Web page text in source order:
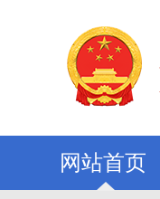
网站首页